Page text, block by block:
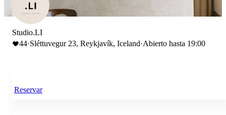
Studio.LI
44·Sléttuvegur 23, Reykjavík, Iceland·Abierto hasta 19:00
Reservar